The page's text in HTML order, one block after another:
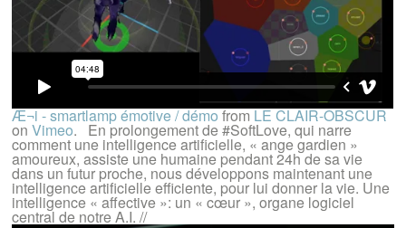
Æ¬i - smartlamp émotive / démofromLE CLAIR-OBSCUR
onVimeo. En prolongement de #SoftLove, qui narre
comment une intelligence artificielle, « ange gardien »
amoureux, assiste une humaine pendant 24h de sa vie
dans un futur proche, nous développons maintenant une
intelligence artificielle efficiente, pour lui donner la vie. Une
intelligence « affective »: un « cœur », organe logiciel
central de notre A.I. //